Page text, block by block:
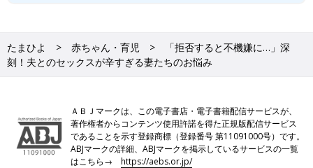
たまひよ 赤ちゃん・育児
「拒否すると不機嫌に…」深
刻！夫とのセックスが辛すぎる妻たちのお悩み
ＡＢＪマークは、この電子書店・電子書籍配信サービスが、
著作権者からコンテンツ使用許諾を得た正規版配信サービス
であることを示す登録商標（登録番号 第11091000号）です。
ABJマークの詳細、ABJマークを掲示しているサービスの一覧
はこちら→https://aebs.or.jp/